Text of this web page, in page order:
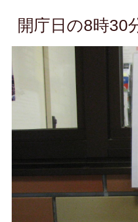
開庁日の8時30